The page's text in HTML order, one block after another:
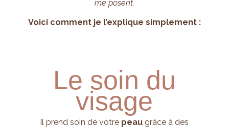
me posent.
Voici comment je l’explique simplement :
Le soin du
visage
Il prend soin de votre peau grâce à des